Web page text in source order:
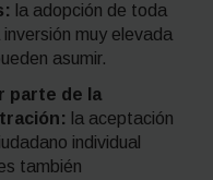
la adopción de toda
muy elevada
asumir.
parte de la
la aceptación
individual
también